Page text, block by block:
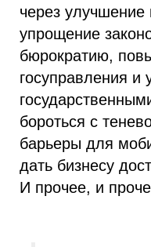
через улучшение
упрощение
бюрократию,
госуправления и
бороться с
барьеры для
дать бизнесу
И прочее, и